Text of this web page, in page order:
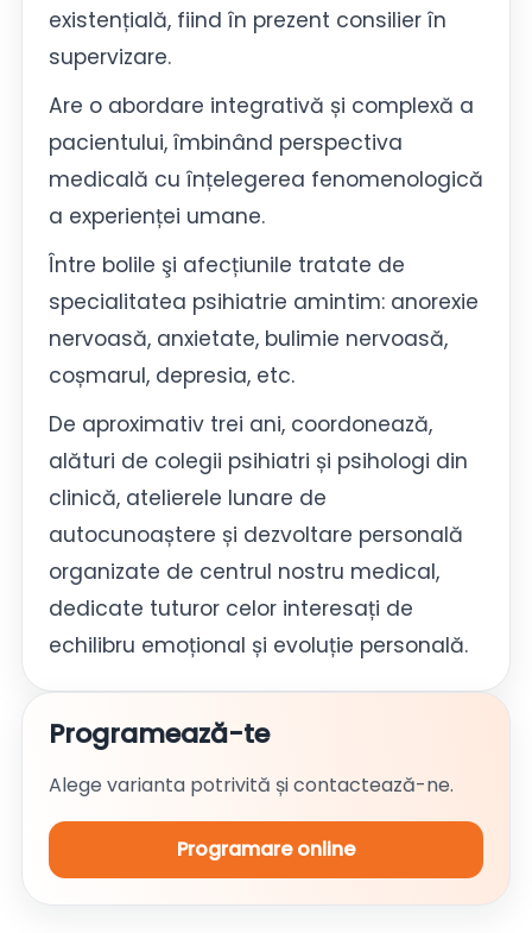
existențială, fiind în prezent consilier în
supervizare.
Are o abordare integrativă și complexă a
pacientului, îmbinând perspectiva
medicală cu înțelegerea fenomenologică
a experienței umane.
Între bolile şi afecțiunile tratate de
specialitatea psihiatrie amintim: anorexie
nervoasă, anxietate, bulimie nervoasă,
coșmarul, depresia, etc.
De aproximativ trei ani, coordonează,
alături de colegii psihiatri și psihologi din
clinică, atelierele lunare de
autocunoaștere și dezvoltare personală
organizate de centrul nostru medical,
dedicate tuturor celor interesați de
echilibru emoțional și evoluție personală.
Programează-te
Alege varianta potrivită și contactează-ne.
Programare online